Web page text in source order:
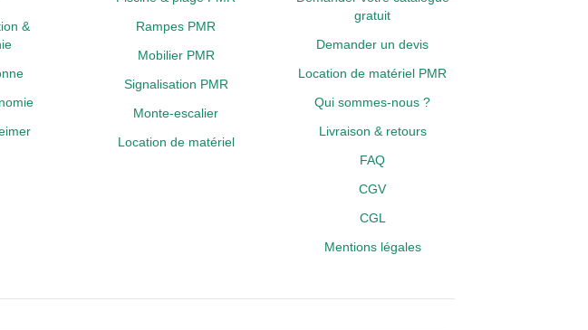
&
Rampes PMR
Mobilier PMR
Signalisation PMR
Monte-escalier
Location de matériel
gratuit
Demander un devis
Location de matériel PMR
Qui sommes-nous ?
Livraison & retours
FAQ
CGV
CGL
Mentions légales